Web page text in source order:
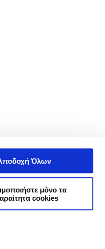
Όλων
μόνο τα
cookies